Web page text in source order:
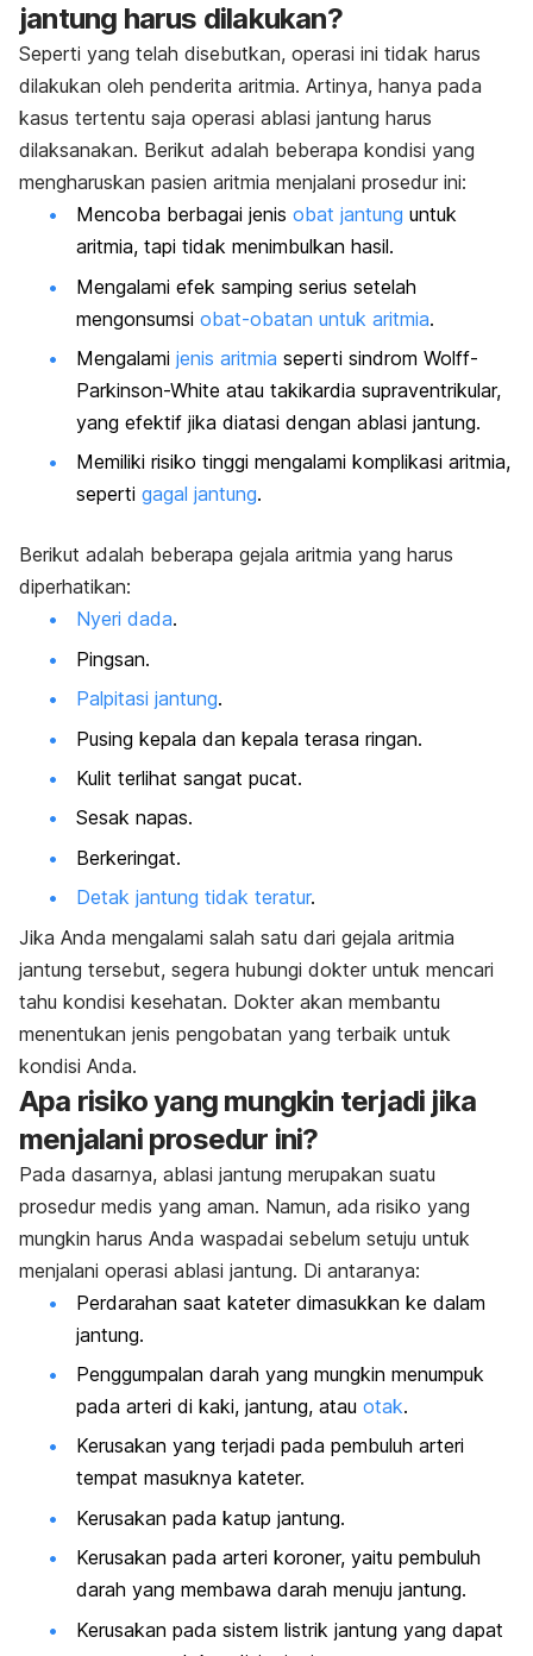
jantung harus dilakukan?
Seperti yang telah disebutkan, operasi ini tidak harus
dilakukan oleh penderita aritmia. Artinya, hanya pada
kasus tertentu saja operasi ablasi jantung harus
dilaksanakan. Berikut adalah beberapa kondisi yang
mengharuskan pasien aritmia menjalani prosedur ini:
Mencoba berbagai jenis obat jantung untuk
aritmia, tapi tidak menimbulkan hasil.
Mengalami efek samping serius setelah
mengonsumsi obat-obatan untuk aritmia.
Mengalami jenis aritmia seperti sindrom Wolff-
Parkinson-White atau takikardia supraventrikular,
yang efektif jika diatasi dengan ablasi jantung.
Memiliki risiko tinggi mengalami komplikasi aritmia,
seperti gagal jantung.
Berikut adalah beberapa gejala aritmia yang harus
diperhatikan:
Nyeri dada.
Pingsan.
Palpitasi jantung.
Pusing kepala dan kepala terasa ringan.
Kulit terlihat sangat pucat.
Sesak napas.
Berkeringat.
Detak jantung tidak teratur.
Jika Anda mengalami salah satu dari gejala aritmia
jantung tersebut, segera hubungi dokter untuk mencari
tahu kondisi kesehatan. Dokter akan membantu
menentukan jenis pengobatan yang terbaik untuk
kondisi Anda.
Apa risiko yang mungkin terjadi jika
menjalani prosedur ini?
Pada dasarnya, ablasi jantung merupakan suatu
prosedur medis yang aman. Namun, ada risiko yang
mungkin harus Anda waspadai sebelum setuju untuk
menjalani operasi ablasi jantung. Di antaranya:
Perdarahan saat kateter dimasukkan ke dalam
jantung.
Penggumpalan darah yang mungkin menumpuk
pada arteri di kaki, jantung, atau otak.
Kerusakan yang terjadi pada pembuluh arteri
tempat masuknya kateter.
Kerusakan pada katup jantung.
Kerusakan pada arteri koroner, yaitu pembuluh
darah yang membawa darah menuju jantung.
Kerusakan pada sistem listrik jantung yang dapat